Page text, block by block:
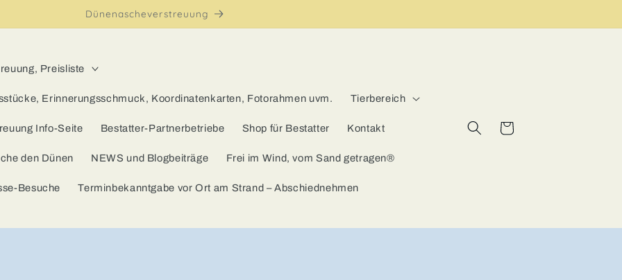
Dünenascheverstreuung
Preisliste
Erinnerungsschmuck, Koordinatenkarten, Fotorahmen uvm. Tierbereich
Info-Seite Bestatter-Partnerbetriebe Shop für Bestatter Kontakt
den Dünen NEWS und Blogbeiträge Frei im Wind, vom Sand getragen®
Besuche Terminbekanntgabe vor Ort am Strand – Abschiednehmen
Warenkorb